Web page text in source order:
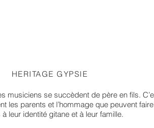
HERITAGE GYPSIE
musiciens se succèdent de père en fils.
les parents et l’hommage que peuvent
à leur identité gitane et à leur famille.